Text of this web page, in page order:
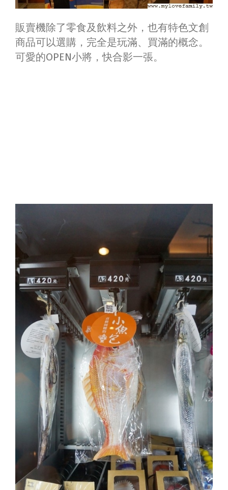
販賣機除了零食及飲料之外，也有特色文創
商品可以選購，完全是玩滿、買滿的概念。
可愛的OPEN小將，快合影一張。